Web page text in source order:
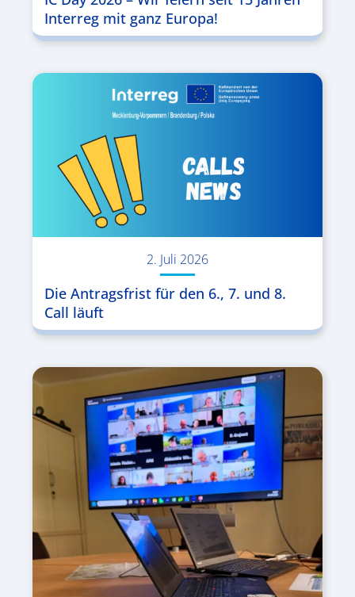
Interreg mit ganz Europa!
2. Juli 2026
Die Antragsfrist für den 6., 7. und 8.
Call läuft